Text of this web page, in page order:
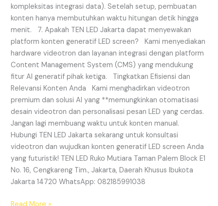
kompleksitas integrasi data). Setelah setup, pembuatan
konten hanya membutuhkan waktu hitungan detik hingga
menit. 7. Apakah TEN LED Jakarta dapat menyewakan
platform konten generatif LED screen? Kami menyediakan
hardware videotron dan layanan integrasi dengan platform
Content Management System (CMS) yang mendukung
fitur AI generatif pihak ketiga. Tingkatkan Efisiensi dan
Relevansi Konten Anda Kami menghadirkan videotron
premium dan solusi AI yang **memungkinkan otomatisasi
desain videotron dan personalisasi pesan LED yang cerdas.
Jangan lagi membuang waktu untuk konten manual.
Hubungi TEN LED Jakarta sekarang untuk konsultasi
videotron dan wujudkan konten generatif LED screen Anda
yang futuristik! TEN LED Ruko Mutiara Taman Palem Block E1
No. 16, Cengkareng Tim., Jakarta, Daerah Khusus Ibukota
Jakarta 14720 WhatsApp: 082185991038